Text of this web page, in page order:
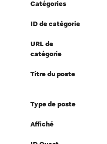
Catégories
ID de catégorie
URL de
catégorie
Titre du poste
Type de poste
Affiché